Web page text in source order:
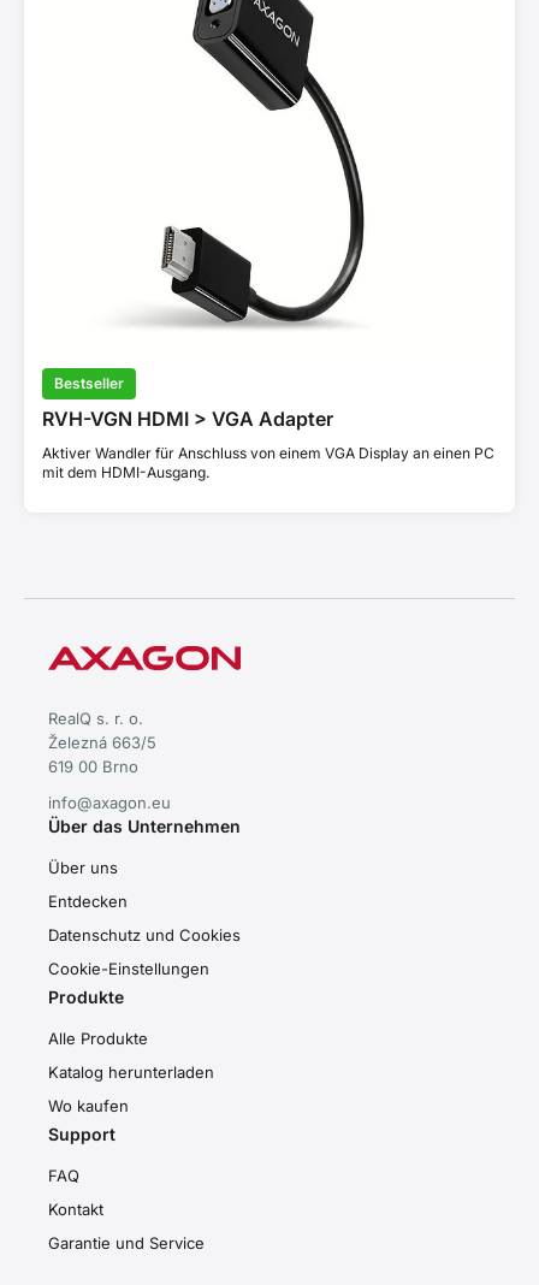
Bestseller
RVH-VGN HDMI > VGA Adapter
Aktiver Wandler für Anschluss von einem VGA Display an einen PC
mit dem HDMI-Ausgang.
RealQ s. r. o.
Železná 663/5
619 00 Brno
info@axagon.eu
Über das Unternehmen
Über uns
Entdecken
Datenschutz und Cookies
Cookie-Einstellungen
Produkte
Alle Produkte
Katalog herunterladen
Wo kaufen
Support
FAQ
Kontakt
Garantie und Service